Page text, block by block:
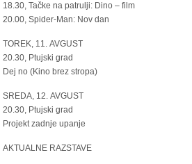
18.30, Tačke na patrulji: Dino – film
20.00, Spider-Man: Nov dan
TOREK, 11. AVGUST
20.30, Ptujski grad
Dej no (Kino brez stropa)
SREDA, 12. AVGUST
20.30, Ptujski grad
Projekt zadnje upanje
AKTUALNE RAZSTAVE